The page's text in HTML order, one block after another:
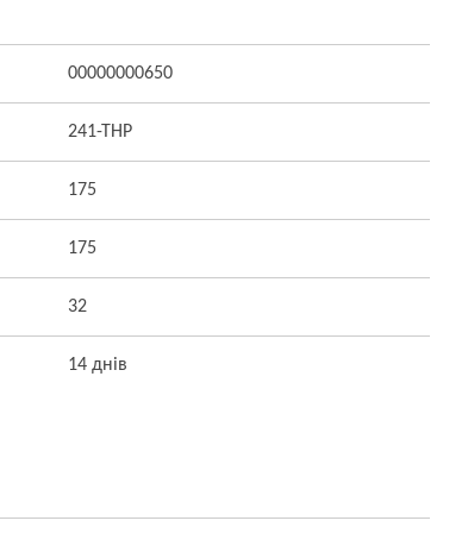
00000000650
241-ТНP
175
175
32
14 днів